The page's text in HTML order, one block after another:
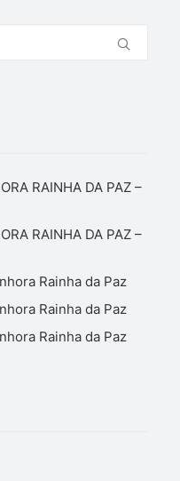
RAINHA DA PAZ –
RAINHA DA PAZ –
Rainha da Paz
Rainha da Paz
Rainha da Paz